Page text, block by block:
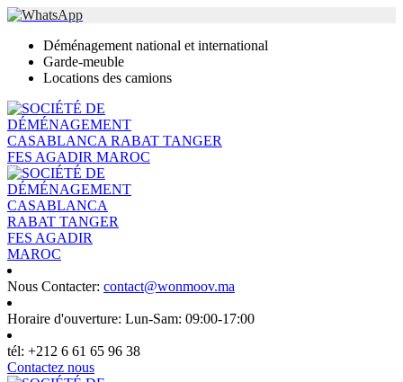
Déménagement national et international
Garde-meuble
Locations des camions
Nous Contacter: contact@wonmoov.ma
Horaire d'ouverture: Lun-Sam: 09:00-17:00
tél: +212 6 61 65 96 38
Contactez nous